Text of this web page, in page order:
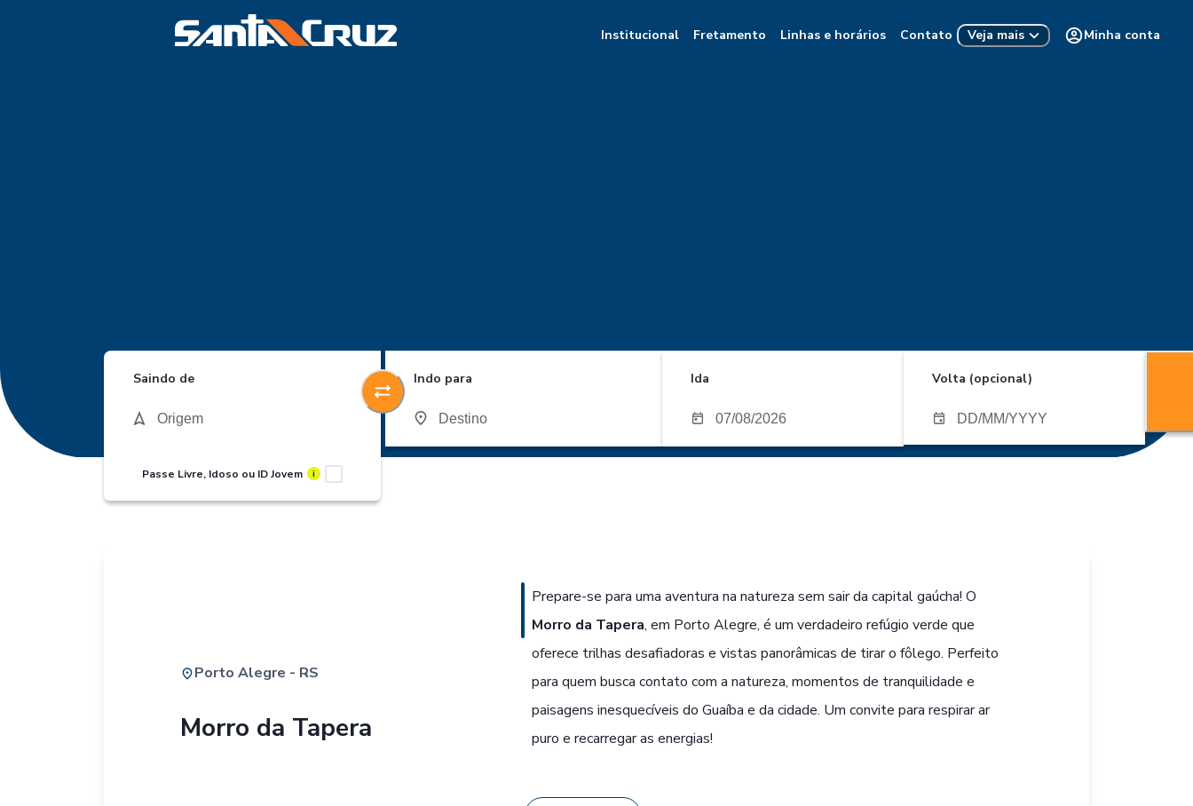
Institucional Fretamento Linhas e horários Contato Veja mais Minha conta
Saindo de
Passe Livre, Idoso ou ID Jovem i
Indo para Ida Volta (opcional)
Porto Alegre - RS
Morro da Tapera
Prepare-se para uma aventura na natureza sem sair da capital gaúcha! O
Morro da Tapera, em Porto Alegre, é um verdadeiro refúgio verde que
oferece trilhas desafiadoras e vistas panorâmicas de tirar o fôlego. Perfeito
para quem busca contato com a natureza, momentos de tranquilidade e
paisagens inesquecíveis do Guaíba e da cidade. Um convite para respirar ar
puro e recarregar as energias!